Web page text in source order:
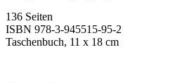
136 Seiten
ISBN 978-3-945515-95-2
Taschenbuch, 11 x 18 cm